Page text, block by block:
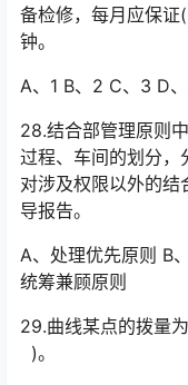
备检修，每月应保
钟。󠅅󠅃󠄵󠅂󠄪󠇖󠆨󠆨󠇕󠆞󠆒󠅬󠇘󠆭󠆘󠇙󠆝󠅵󠇗󠆭󠆁󠄐󠇗󠅹󠅸󠇖󠆍󠅳󠇖󠅹󠅰󠇖󠆌󠅹
A、1 B、2 C、3 D
28.结合部管理原则
过程、车间的划分，
对涉及权限以外的
导报告。󠅅󠅃󠄵󠅂󠄪󠇖󠆨󠆨󠇕󠆞󠆒󠅬󠇘󠆭󠆘󠇙󠆝󠅵󠇗󠆭󠆁󠄐󠇗󠅹󠅸󠇖󠆍󠅳󠇖󠅹󠅰󠇖󠆌󠅹
A、处理优先原则 B
统筹兼顾原则
29.曲线某点的拨量
)。